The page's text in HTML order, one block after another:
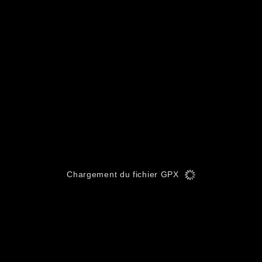
Chargement du fichier GPX